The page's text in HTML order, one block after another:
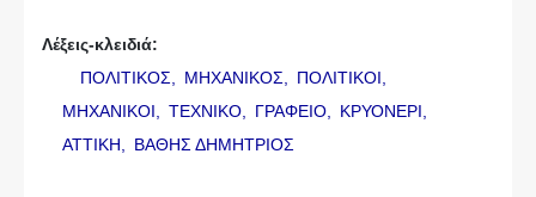
Λέξεις-κλειδιά:
ΠΟΛΙΤΙΚΟΣ,
ΜΗΧΑΝΙΚΟΣ,
ΠΟΛΙΤΙΚΟΙ,
ΜΗΧΑΝΙΚΟΙ,
ΤΕΧΝΙΚΟ, ΓΡΑΦΕΙΟ,
ΚΡΥΟΝΕΡΙ,
ΑΤΤΙΚΗ,
ΒΑΘΗΣ ΔΗΜΗΤΡΙΟΣ